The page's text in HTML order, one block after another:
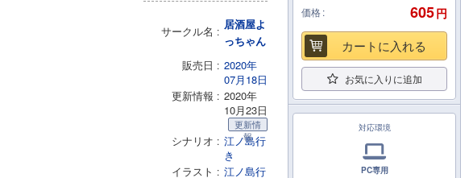
サークル名
居酒屋よ
っちゃん
販売日
2020年
07月18日
更新情報
2020年
10月23日
更新情
報
シナリオ
江ノ島行
き
イラスト
江ノ島行
価格 605円
カートに入れる
お気に入りに追加
対応環境
PC専用